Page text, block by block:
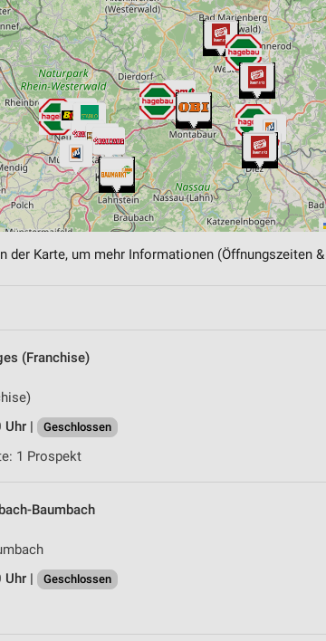
der Karte, um mehr Informationen (Öffnungszeiten
(Franchise)
Uhr |
Geschlossen
1 Prospekt
Baumbach
Uhr |
Geschlossen